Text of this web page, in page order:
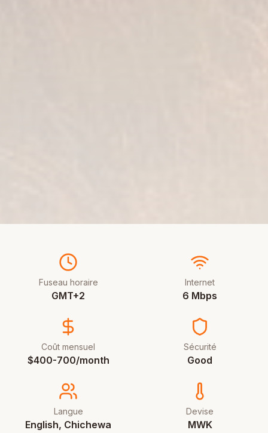
Fuseau horaire
GMT+2
Internet
6 Mbps
Coût mensuel
$400-700/month
Sécurité
Good
Langue
English, Chichewa
Devise
MWK